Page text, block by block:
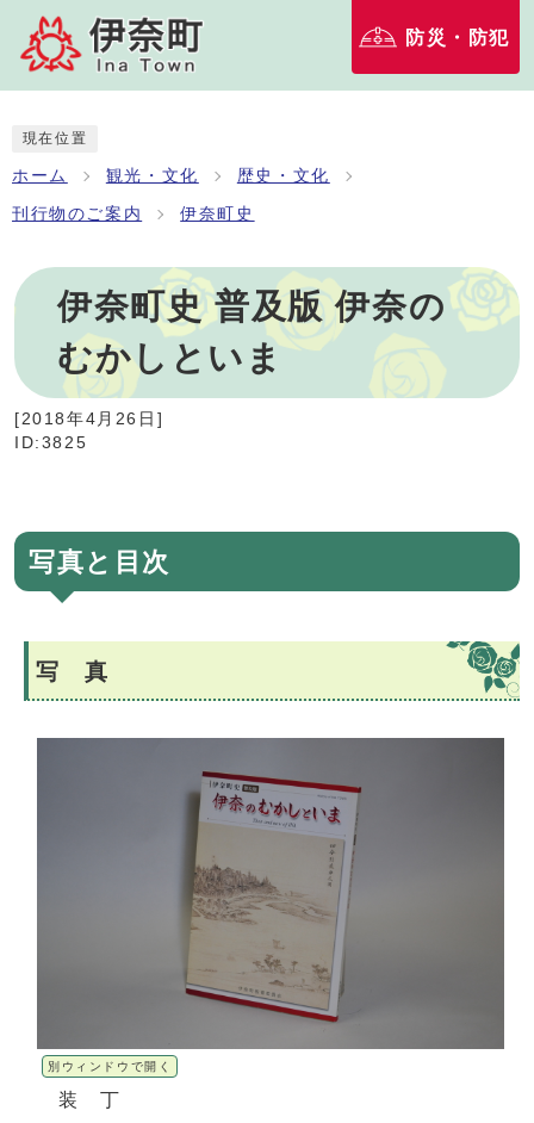
防災・防犯
現在位置
ホーム 観光・文化 歴史・文化
刊行物のご案内 伊奈町史
伊奈町史 普及版 伊奈の
むかしといま
[2018年4月26日 ]
ID:3825
写真と目次
写 真
別ウィンドウで開く
装 丁